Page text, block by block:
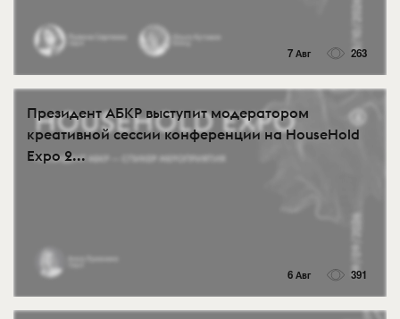
7 Авг 263
Президент АБКР выступит модератором
креативной сессии конференции на HouseHold
Expo 2...
6 Авг 391